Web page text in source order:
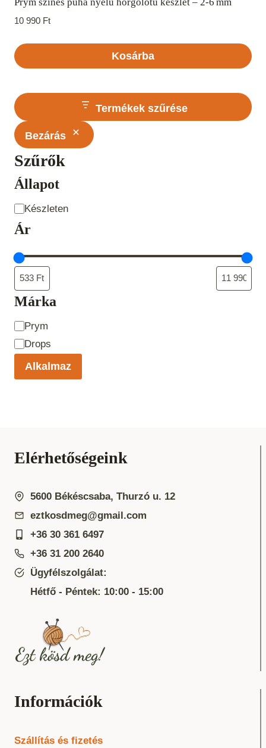
10 990 Ft
Kosárba
Termékek szűrése
Bezárás
Szűrők
Állapot
Állapot
Készleten
Ár
Márka
Product
Brand
Prym
Drops
Alkalmaz
Elérhetőségeink
5600 Békéscsaba, Thurzó u. 12
eztkosdmeg@gmail.com
+36 30 361 6497
+36 31 200 2640
Ügyfélszolgálat:
Hétfő - Péntek: 10:00 - 15:00
Információk
Szállítás és fizetés